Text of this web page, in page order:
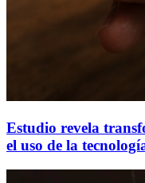
Estudio revela
el uso de la